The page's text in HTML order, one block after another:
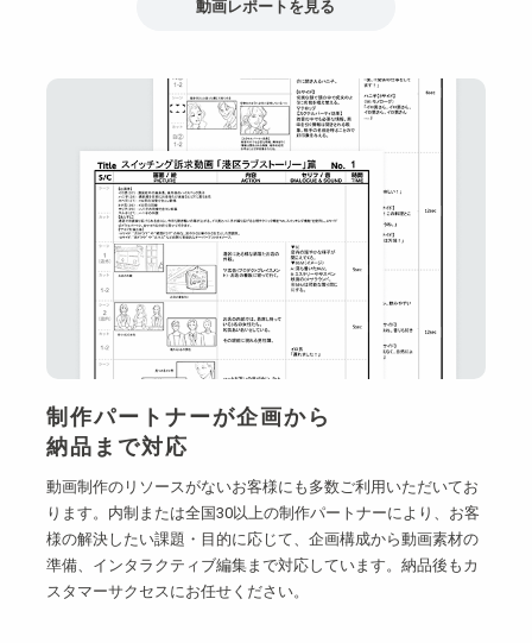
動画レポートを見る
制作パートナーが企画から
納品まで対応
動画制作のリソースがないお客様にも多数ご利用いただいてお
ります。内制または全国30以上の制作パートナーにより、お客
様の解決したい課題・目的に応じて、企画構成から動画素材の
準備、インタラクティブ編集まで対応しています。納品後もカ
スタマーサクセスにお任せください。